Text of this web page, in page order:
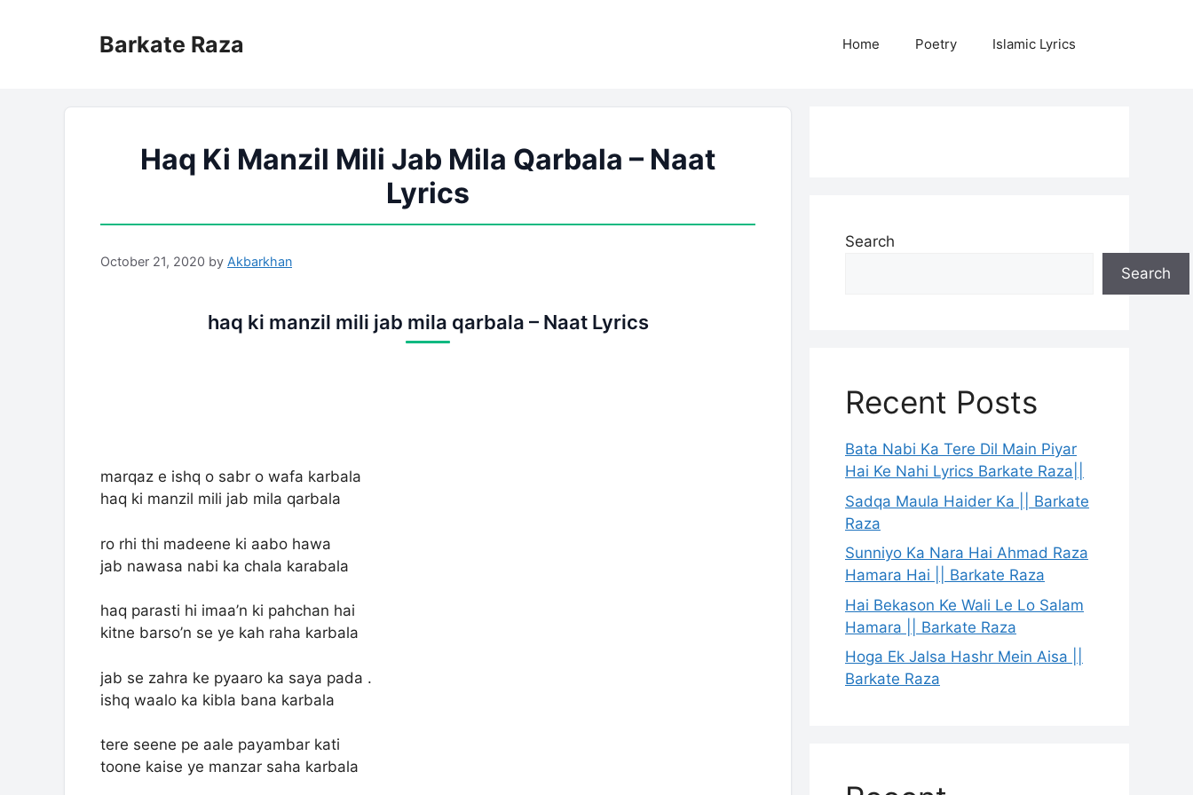
Barkate Raza Home Poetry Islamic Lyrics
Haq Ki Manzil Mili Jab Mila Qarbala – Naat
Lyrics
October 21, 2020 by Akbarkhan
haq ki manzil mili jab mila qarbala – Naat Lyrics
marqaz e ishq o sabr o wafa karbala
haq ki manzil mili jab mila qarbala
ro rhi thi madeene ki aabo hawa
jab nawasa nabi ka chala karabala
haq parasti hi imaa’n ki pahchan hai
kitne barso’n se ye kah raha karbala
jab se zahra ke pyaaro ka saya pada .
ishq waalo ka kibla bana karbala
tere seene pe aale payambar kati
toone kaise ye manzar saha karbala
Search
Search
Recent Posts
Bata Nabi Ka Tere Dil Main Piyar
Hai Ke Nahi Lyrics Barkate Raza||
Sadqa Maula Haider Ka || Barkate
Raza
Sunniyo Ka Nara Hai Ahmad Raza
Hamara Hai || Barkate Raza
Hai Bekason Ke Wali Le Lo Salam
Hamara || Barkate Raza
Hoga Ek Jalsa Hashr Mein Aisa ||
Barkate Raza